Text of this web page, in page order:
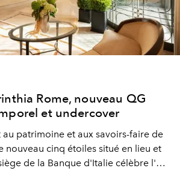
Rome, nouveau QG
et undercover
patrimoine et aux savoirs-faire de
nouveau cinq étoiles situé en lieu et
de la Banque d'Italie célèbre l'art